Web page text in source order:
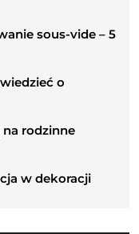
sous-vide – 5
o
na rodzinne
w dekoracji